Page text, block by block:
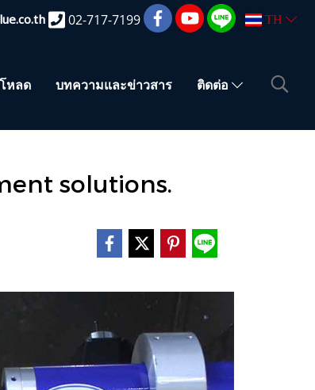
02-717-7199 TH
หลด บทความและข่าวสาร ติดต่อ
solutions.